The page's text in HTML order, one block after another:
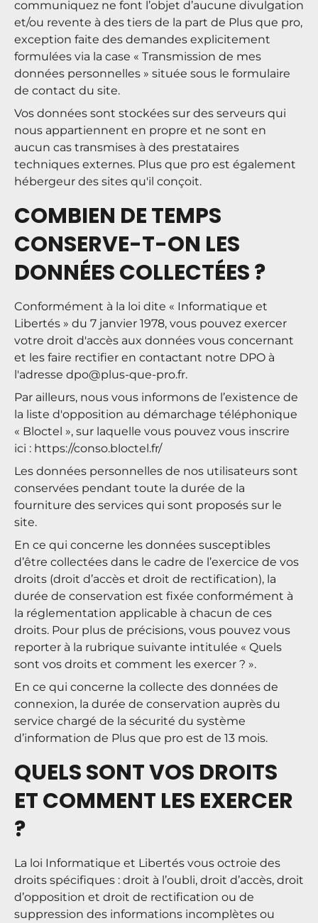
communiquez ne font l’objet d’aucune divulgation
et/ou revente à des tiers de la part de Plus que pro,
exception faite des demandes explicitement
formulées via la case « Transmission de mes
données personnelles » située sous le formulaire
de contact du site.
Vos données sont stockées sur des serveurs qui
nous appartiennent en propre et ne sont en
aucun cas transmises à des prestataires
techniques externes. Plus que pro est également
hébergeur des sites qu'il conçoit.
COMBIEN DE TEMPS
CONSERVE-T-ON LES
DONNÉES COLLECTÉES ?
Conformément à la loi dite « Informatique et
Libertés » du 7 janvier 1978, vous pouvez exercer
votre droit d'accès aux données vous concernant
et les faire rectifier en contactant notre DPO à
l'adresse dpo@plus-que-pro.fr.
Par ailleurs, nous vous informons de l’existence de
la liste d'opposition au démarchage téléphonique
« Bloctel », sur laquelle vous pouvez vous inscrire
ici : https://conso.bloctel.fr/
Les données personnelles de nos utilisateurs sont
conservées pendant toute la durée de la
fourniture des services qui sont proposés sur le
site.
En ce qui concerne les données susceptibles
d’être collectées dans le cadre de l’exercice de vos
droits (droit d’accès et droit de rectification), la
durée de conservation est fixée conformément à
la réglementation applicable à chacun de ces
droits. Pour plus de précisions, vous pouvez vous
reporter à la rubrique suivante intitulée « Quels
sont vos droits et comment les exercer ? ».
En ce qui concerne la collecte des données de
connexion, la durée de conservation auprès du
service chargé de la sécurité du système
d’information de Plus que pro est de 13 mois.
QUELS SONT VOS DROITS
ET COMMENT LES EXERCER
?
La loi Informatique et Libertés vous octroie des
droits spécifiques : droit à l’oubli, droit d’accès, droit
d’opposition et droit de rectification ou de
suppression des informations incomplètes ou